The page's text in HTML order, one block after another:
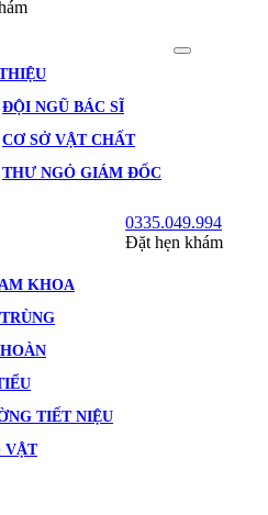
ĐỘI NGŨ BÁC SĨ
CƠ SỞ VẬT CHẤT
THƯ NGỎ GIÁM ĐỐC
KHOA
TIẾT NIỆU
VẬT
0335.049.994
Đặt hẹn khám